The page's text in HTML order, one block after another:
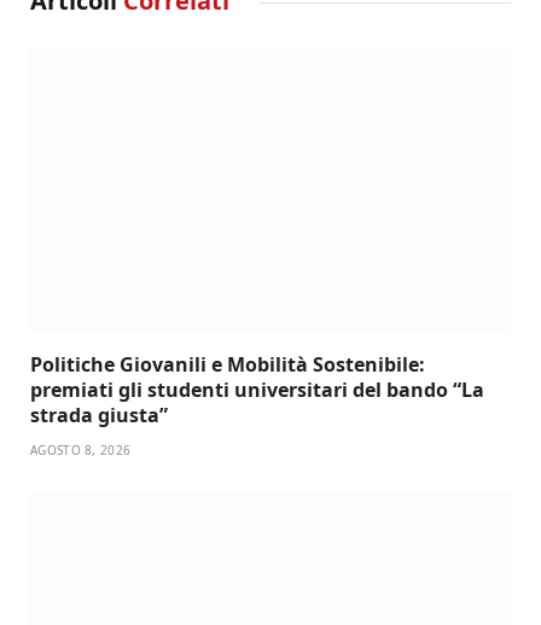
Politiche Giovanili e Mobilità Sostenibile:
premiati gli studenti universitari del bando “La
strada giusta”
AGOSTO 8, 2026